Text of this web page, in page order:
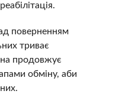
поверненням
триває
продовжує
обміну, аби